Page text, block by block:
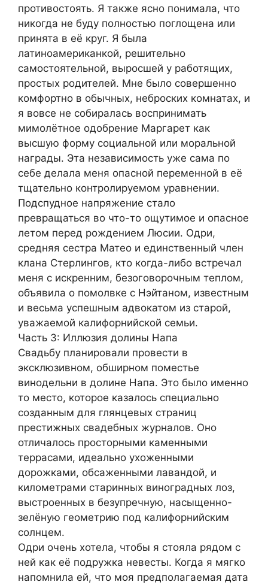
противостоять. Я также ясно понимала, что
никогда не буду полностью поглощена или
принята в её круг. Я была
латиноамериканкой, решительно
самостоятельной, выросшей у работящих,
простых родителей. Мне было совершенно
комфортно в обычных, неброских комнатах, и
я вовсе не собиралась воспринимать
мимолётное одобрение Маргарет как
высшую форму социальной или моральной
награды. Эта независимость уже сама по
себе делала меня опасной переменной в её
тщательно контролируемом уравнении.
Подспудное напряжение стало
превращаться во что-то ощутимое и опасное
летом перед рождением Люсии. Одри,
средняя сестра Матео и единственный член
клана Стерлингов, кто когда-либо встречал
меня с искренним, безоговорочным теплом,
объявила о помолвке с Нэйтаном, известным
и весьма успешным адвокатом из старой,
уважаемой калифорнийской семьи.
Часть 3: Иллюзия долины Напа
Свадьбу планировали провести в
эксклюзивном, обширном поместье
винодельни в долине Напа. Это было именно
то место, которое казалось специально
созданным для глянцевых страниц
престижных свадебных журналов. Оно
отличалось просторными каменными
террасами, идеально ухоженными
дорожками, обсаженными лавандой, и
километрами старинных виноградных лоз,
выстроенных в безупречную, насыщенно-
зелёную геометрию под калифорнийским
солнцем.
Одри очень хотела, чтобы я стояла рядом с
ней как её подружка невесты. Когда я мягко
напомнила ей, что моя предполагаемая дата